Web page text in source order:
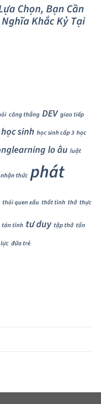
Chọn, Bạn Cần
Khắc Kỷ Tại
căng thẳng DEV giao tiếp
học sinh học sinh cấp 3 học
lo âu luật
nhận thức phát
thói quen xấu thất tình thở thực
tán tỉnh tư duy tập thở tổn
đứa trẻ